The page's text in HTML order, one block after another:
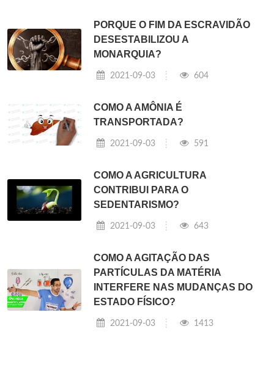
PORQUE O FIM DA ESCRAVIDÃO
DESESTABILIZOU A
MONARQUIA?
2021-09-03 604
COMO A AMÔNIA É
TRANSPORTADA?
2021-09-03 591
COMO A AGRICULTURA
CONTRIBUI PARA O
SEDENTARISMO?
2021-09-03 643
COMO A AGITAÇÃO DAS
PARTÍCULAS DA MATÉRIA
INTERFERE NAS MUDANÇAS DO
ESTADO FÍSICO?
2021-09-03 1413